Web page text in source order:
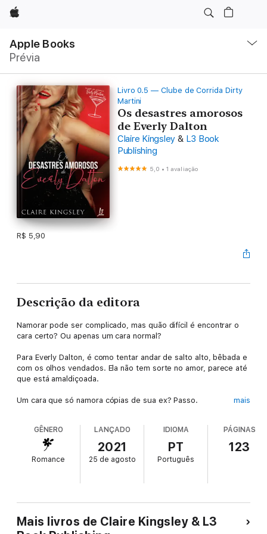
Apple
Apple Books
Prévia
Nav
Abrir
menu
Livro 0.5 — Clube de Corrida Dirty
Martini
Os desastres amorosos
de Everly Dalton
Claire Kingsley & L3 Book
Publishing
5,0 •1 avaliação
R$ 5,90
Descrição da editora
Namorar pode ser complicado, mas quão difícil é encontrar o
cara certo? Ou apenas um cara normal?
Para Everly Dalton, é como tentar andar de salto alto, bêbada e
com os olhos vendados. Ela não tem sorte no amor, parece até
que está amaldiçoada.
Um cara que só namora cópias de sua ex? Passo.
Não, obrigada.
Um encontro que se transforma na entrevista mais assustadora
de todos os tempos?
Como ela encontra esses caras?
amigas sobre a aventura surpreendente, imprevisível e maluca
que é se relacionar com alguém nos dias de hoje.
mais
GÊNERO
Romance
LANÇADO
2021
25 de agosto
IDIOMA
PT
Português
PÁGINAS
123
Mais livros de Claire Kingsley & L3